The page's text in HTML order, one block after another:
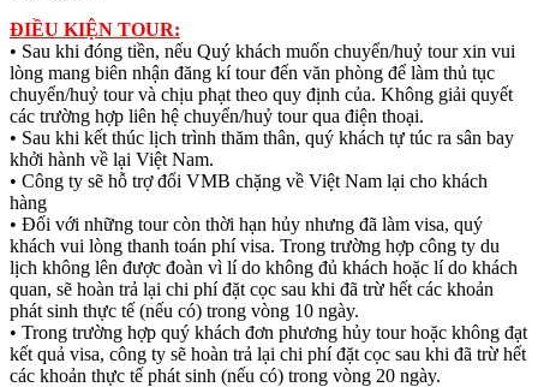
ĐIỀU KIỆN TOUR:
• Sau khi đóng tiền, nếu Quý khách muốn chuyển/huỷ tour xin vui
lòng mang biên nhận đăng kí tour đến văn phòng để làm thủ tục
chuyển/huỷ tour và chịu phạt theo quy định của. Không giải quyết
các trường hợp liên hệ chuyển/huỷ tour qua điện thoại.
• Sau khi kết thúc lịch trình thăm thân, quý khách tự túc ra sân bay
khởi hành về lại Việt Nam.
• Công ty sẽ hỗ trợ đổi VMB chặng về Việt Nam lại cho khách
hàng
• Đối với những tour còn thời hạn hủy nhưng đã làm visa, quý
khách vui lòng thanh toán phí visa. Trong trường hợp công ty du
lịch không lên được đoàn vì lí do không đủ khách hoặc lí do khách
quan, sẽ hoàn trả lại chi phí đặt cọc sau khi đã trừ hết các khoản
phát sinh thực tế (nếu có) trong vòng 10 ngày.
• Trong trường hợp quý khách đơn phương hủy tour hoặc không đạt
kết quả visa, công ty sẽ hoàn trả lại chi phí đặt cọc sau khi đã trừ hết
các khoản thực tế phát sinh (nếu có) trong vòng 20 ngày.